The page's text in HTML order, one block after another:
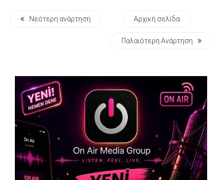
Νεότερη ανάρτηση Αρχική σελίδα
Παλαιότερη Ανάρτηση